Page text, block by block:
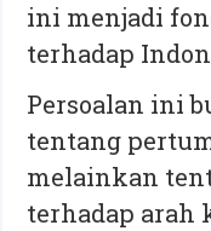
ini menjadi
terhadap
Persoalan ini
tentang
melainkan
terhadap arah